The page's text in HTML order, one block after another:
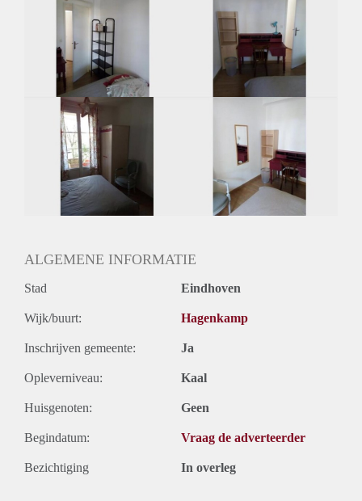
Niet mogelijk
Huurtermijn
Onbepaalde termijn
Oplevering
Gestoffeerd
ALGEMENE INFORMATIE
Stad Eindhoven
Wijk/buurt: Hagenkamp
Inschrijven gemeente: Ja
Opleverniveau: Kaal
Huisgenoten: Geen
Begindatum: Vraag de adverteerder
Bezichtiging In overleg